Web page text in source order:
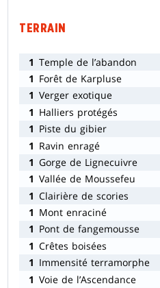
TERRAIN
1 Temple de l’abandon
1 Forêt de Karpluse
1 Verger exotique
1 Halliers protégés
1 Piste du gibier
1 Ravin enragé
1 Gorge de Lignecuivre
1 Vallée de Moussefeu
1 Clairière de scories
1 Mont enraciné
1 Pont de fangemousse
1 Crêtes boisées
1 Immensité terramorphe
1 Voie de l’Ascendance